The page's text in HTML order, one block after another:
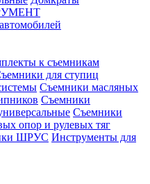
к съемникам
для ступиц
Съемники масляных
Съемники
Съемники
опор и рулевых тяг
ШРУС Инструменты для